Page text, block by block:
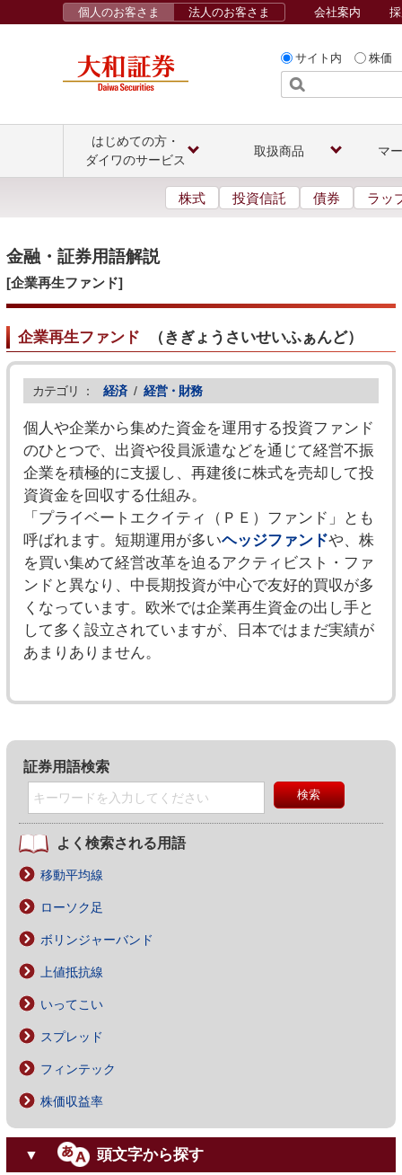
サイト内 株価
個人のお客さま 法人のお客さま 会社案内
はじめての方・
ダイワのサービス
取扱商品 マ
株式 投資信託 債券 ラッ
金融・証券用語解説
[企業再生ファンド]
企業再生ファンド （きぎょうさいせいふぁんど）
カテゴリ ： 経済 / 経営・財務
個人や企業から集めた資金を運用する投資ファンド
のひとつで、出資や役員派遣などを通じて経営不振
企業を積極的に支援し、再建後に株式を売却して投
資資金を回収する仕組み。
「プライベートエクイティ（ＰＥ）ファンド」とも
呼ばれます。短期運用が多いヘッジファンドや、株
を買い集めて経営改革を迫るアクティビスト・ファ
ンドと異なり、中長期投資が中心で友好的買収が多
くなっています。欧米では企業再生資金の出し手と
して多く設立されていますが、日本ではまだ実績が
あまりありません。
証券用語検索
よく検索される用語
移動平均線
ローソク足
ボリンジャーバンド
上値抵抗線
いってこい
スプレッド
フィンテック
株価収益率
▼ 頭文字から探す